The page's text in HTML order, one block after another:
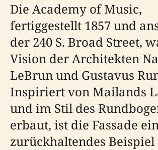
Die Academy of Music,
fertiggestellt 1857 und
der 240 S. Broad Street,
Vision der Architekten
LeBrun und Gustavus
Inspiriert von Mailands
und im Stil des
erbaut, ist die Fassade
zurückhaltendes